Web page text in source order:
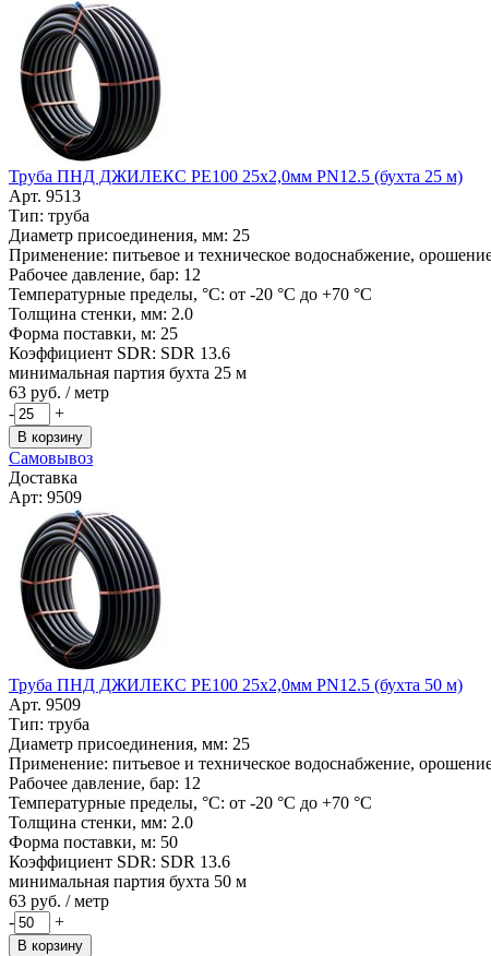
Труба ПНД ДЖИЛЕКС РЕ100 25х2,0мм PN12.5 (бухта 25 м)
Арт. 9513
Тип: труба
Диаметр присоединения, мм: 25
Применение: питьевое и техническое водоснабжение,
Рабочее давление, бар: 12
Температурные пределы, °C: от -20 °C до +70 °C
Толщина стенки, мм: 2.0
Форма поставки, м: 25
Коэффициент SDR: SDR 13.6
минимальная партия бухта 25 м
63 руб. / метр
-
+
В корзину
Самовывоз
Доставка
Арт: 9509
Труба ПНД ДЖИЛЕКС РЕ100 25х2,0мм PN12.5 (бухта 50 м)
Арт. 9509
Тип: труба
Диаметр присоединения, мм: 25
Применение: питьевое и техническое водоснабжение,
Рабочее давление, бар: 12
Температурные пределы, °C: от -20 °C до +70 °C
Толщина стенки, мм: 2.0
Форма поставки, м: 50
Коэффициент SDR: SDR 13.6
минимальная партия бухта 50 м
63 руб. / метр
-
+
В корзину